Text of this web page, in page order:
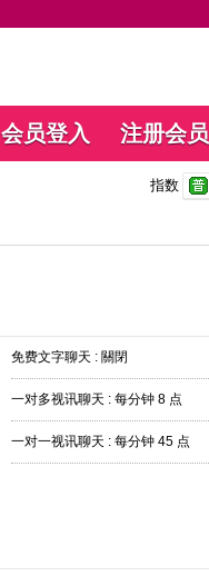
会员登入 注册会员
指数
免费文字聊天 : 關閉
一对多视讯聊天 : 每分钟 8 点
一对一视讯聊天 : 每分钟 45 点